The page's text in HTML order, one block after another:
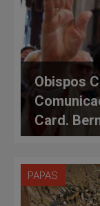
Obispos
Card.
PAPAS